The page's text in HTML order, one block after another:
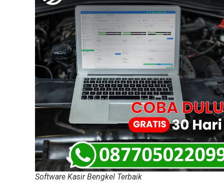
Software Kasir Bengkel Terbaik